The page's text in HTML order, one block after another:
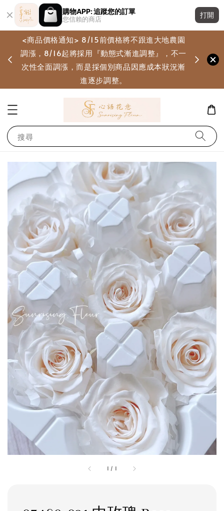
購物APP: 追蹤您的訂單
您信賴的商店
打開
<商品價格通知> 8/15前價格將不跟進大地農園
調漲，8/16起將採用『動態式漸進調整』，不一
次性全面調漲，而是採個別商品因應成本狀況漸
進逐步調整。
搜尋
1 / 1